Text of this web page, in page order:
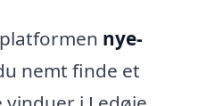
nye-
nemt finde et